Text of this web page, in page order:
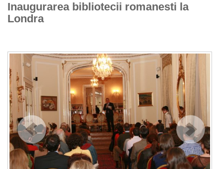
Inaugurarea bibliotecii romanesti la
Londra